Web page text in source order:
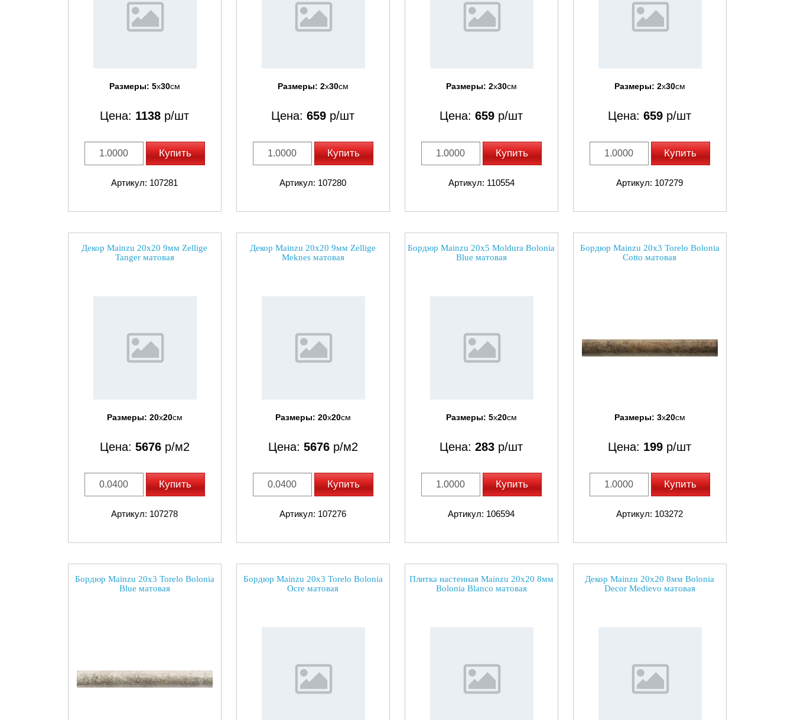
Размеры: 5x30см
Цена: 1138 р/шт
Купить
Артикул: 107281
Размеры: 2x30см
Цена: 659 р/шт
Купить
Артикул: 107280
Размеры: 2x30см
Цена: 659 р/шт
Купить
Артикул: 110554
Размеры: 2x30см
Цена: 659 р/шт
Купить
Артикул: 107279
Декор Mainzu 20x20 9мм Zellige
Tanger матовая
Размеры: 20x20см
Цена: 5676р/м2
Купить
Артикул: 107278
Декор Mainzu 20x20 9мм Zellige
Meknes матовая
Размеры: 20x20см
Цена: 5676р/м2
Купить
Артикул: 107276
Бордюр Mainzu 20x5 Moldura Bolonia
Blue матовая
Размеры: 5x20см
Цена: 283 р/шт
Купить
Артикул: 106594
Бордюр Mainzu 20x3 Torelo Bolonia
Cotto матовая
Размеры: 3x20см
Цена: 199 р/шт
Купить
Артикул: 103272
Бордюр Mainzu 20x3 Torelo Bolonia
Blue матовая
Бордюр Mainzu 20x3 Torelo Bolonia
Ocre матовая
Плитка настенная Mainzu 20x20 8мм
Bolonia Blanco матовая
Декор Mainzu 20x20 8мм Bolonia
Decor Medievo матовая